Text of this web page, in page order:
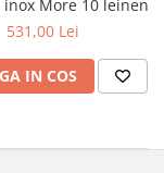
inox More 10 leinen
531,00 Lei
IN COS